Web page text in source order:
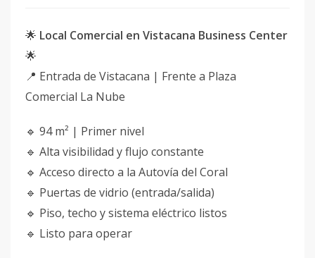
🌟 Local Comercial en Vistacana Business Center
🌟
📍 Entrada de Vistacana | Frente a Plaza
Comercial La Nube
🔹 94 m² | Primer nivel
🔹 Alta visibilidad y flujo constante
🔹 Acceso directo a la Autovía del Coral
🔹 Puertas de vidrio (entrada/salida)
🔹 Piso, techo y sistema eléctrico listos
🔹 Listo para operar